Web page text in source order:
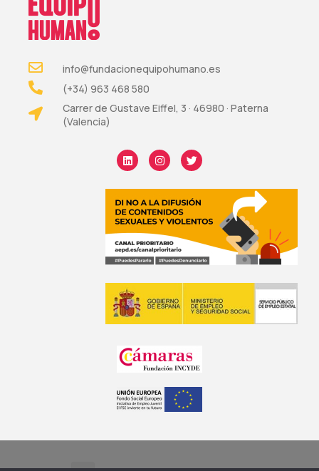
info@fundacionequipohumano.es
(+34) 963 468 580
Carrer de Gustave Eiffel, 3 · 46980 · Paterna
(Valencia)